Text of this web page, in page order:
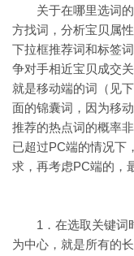
关于在哪里选词的
方找词，分析宝贝属
下拉框推荐词和标签
争对手相近宝贝成交
就是移动端的词（见
面的锦囊词，因为移
推荐的热点词的概率
已超过PC端的情况下
求，再考虑PC端的，
1．在选取关键词时
为中心，就是所有的